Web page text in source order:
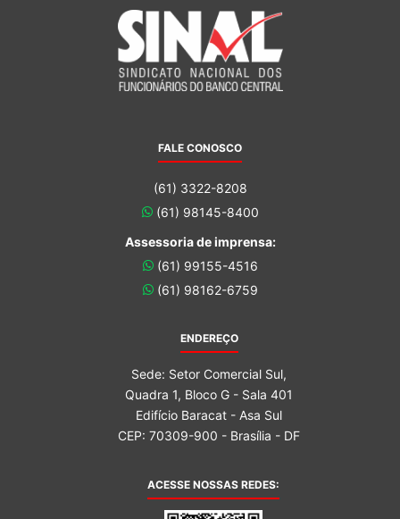
FALE CONOSCO
(61) 3322-8208
(61) 98145-8400
Assessoria de imprensa:
(61) 99155-4516
(61) 98162-6759
ENDEREÇO
Sede: Setor Comercial Sul,
Quadra 1, Bloco G - Sala 401
Edifício Baracat - Asa Sul
CEP: 70309-900 - Brasília - DF
ACESSE NOSSAS REDES: